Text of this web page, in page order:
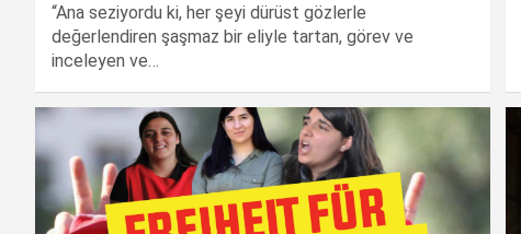
“Ana seziyordu ki, her şeyi dürüst gözlerle
değerlendiren şaşmaz bir eliyle tartan, görev ve
inceleyen ve…